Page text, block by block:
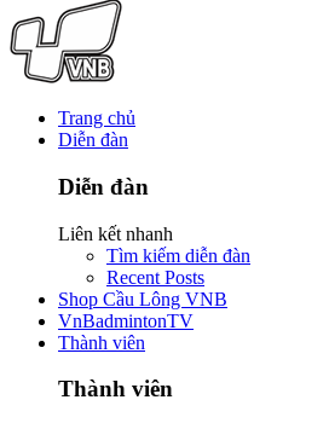
Trang chủ
Diễn đàn
Diễn đàn
Liên kết nhanh
Tìm kiếm diễn đàn
Recent Posts
Shop Cầu Lông VNB
VnBadmintonTV
Thành viên
Thành viên